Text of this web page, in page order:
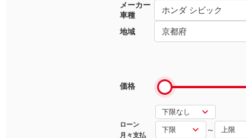
メーカー
車種
ホンダ シビック
地域 京都府
価格
ローン
月々支払
～